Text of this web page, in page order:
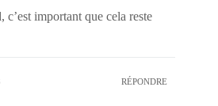
c’est important que cela reste
RÉPONDRE